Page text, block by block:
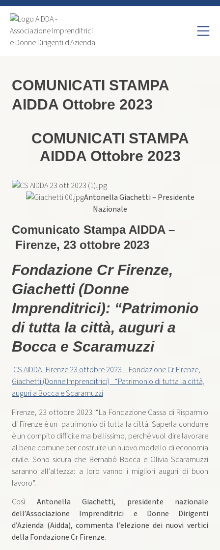
COMUNICATI STAMPA
AIDDA Ottobre 2023
COMUNICATI STAMPA
AIDDA Ottobre 2023
Antonella Giachetti – Presidente
Nazionale
Comunicato Stampa AIDDA –
Firenze, 23 ottobre 2023
Fondazione Cr Firenze,
Giachetti (Donne
Imprenditrici): “Patrimonio
di tutta la città, auguri a
Bocca e Scaramuzzi
CS AIDDA_Firenze 23 ottobre 2023 – Fondazione Cr Firenze,
Giachetti (Donne Imprenditrici)_ “Patrimonio di tutta la città,
auguri a Bocca e Scaramuzzi
Firenze, 23 ottobre 2023. “La Fondazione Cassa di Risparmio
di Firenze è un patrimonio di tutta la città. Saperla condurre
è un compito difficile ma bellissimo, perché vuol dire lavorare
al bene comune per costruire un nuovo modello di economia
civile. Sono sicura che Bernabò Bocca e Olivia Scaramuzzi
saranno all’altezza: a loro vanno i migliori auguri di buon
lavoro”.
Così Antonella Giachetti, presidente nazionale
dell’Associazione Imprenditrici e Donne Dirigenti
d’Azienda (Aidda), commenta l’elezione dei nuovi vertici
della Fondazione Cr Firenze.